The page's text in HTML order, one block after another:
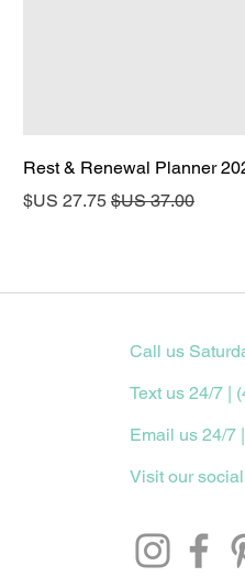
2026 Rest &
سعر عادي
سعر البيع
Call us
Text us 24/7 |
Email us 24/7 |
Visit our